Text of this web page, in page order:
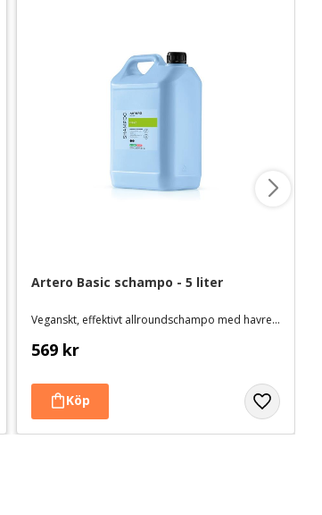
Artero Basic schampo - 5 liter
Veganskt, effektivt allroundschampo med havreextrakt
569 kr